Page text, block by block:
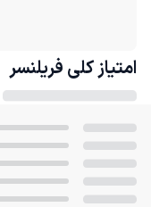
امتیاز کلی فریلنسر